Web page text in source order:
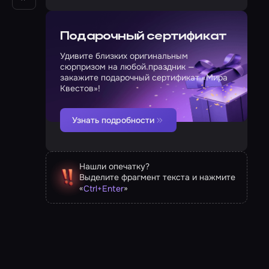
Подарочный сертификат
Удивите близких оригинальным
сюрпризом на любой праздник —
закажите подарочный сертификат «Мира
Квестов»!
Узнать подробности
Нашли опечатку?
Выделите фрагмент текста и нажмите
«Ctrl+Enter»